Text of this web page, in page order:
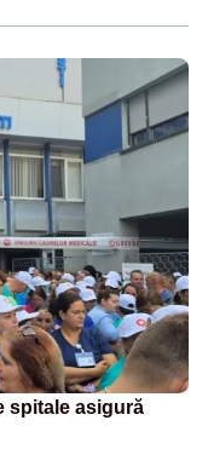
spitale asigură